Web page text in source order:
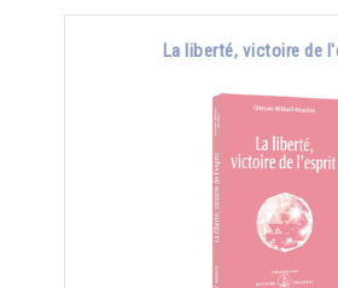
La liberté, victoire de